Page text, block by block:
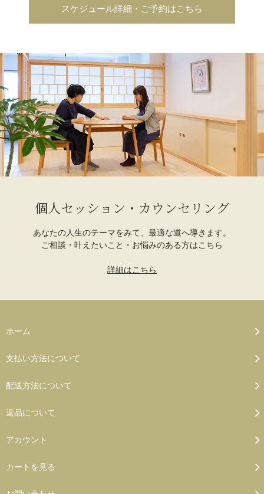
スケジュール詳細・ご予約はこちら
個人セッション・カウンセリング
あなたの人生のテーマをみて、最適な道へ導きます。
ご相談・叶えたいこと・お悩みのある方はこちら
詳細はこちら
ホーム
支払い方法について
配送方法について
返品について
アカウント
カートを見る